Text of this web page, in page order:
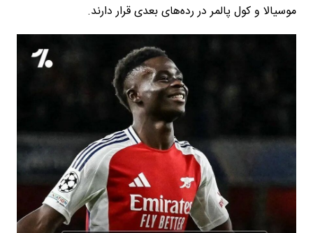
موسیالا و کول پالمر در رده‌های بعدی قرار دارند.